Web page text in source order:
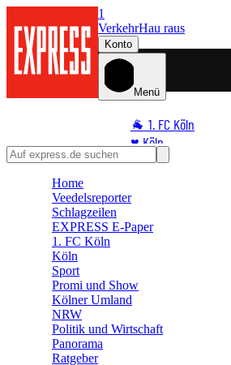
1
VerkehrHau raus
Konto
Menü
🐐 1. FC Köln
♥️ Köln
⭐ Promi
🛒 Shoppingwelt
🧩 Spiele
Home
Veedelsreporter
Schlagzeilen
EXPRESS E-Paper
1. FC Köln
Köln
Sport
Promi und Show
Kölner Umland
NRW
Politik und Wirtschaft
Panorama
Ratgeber